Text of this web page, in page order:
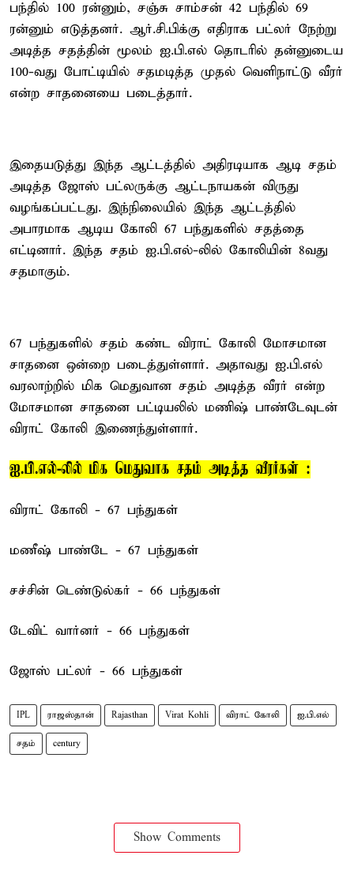
பந்தில் 100 ரன்னும், சஞ்சு சாம்சன் 42 பந்தில் 69
ரன்னும் எடுத்தனர். ஆர்.சி.பிக்கு எதிராக பட்லர் நேற்று
அடித்த சதத்தின் மூலம் ஐ.பி.எல் தொடரில் தன்னுடைய
100-வது போட்டியில் சதமடித்த முதல் வெளிநாட்டு வீரர்
என்ற சாதனையை படைத்தார்.
இதையடுத்து இந்த ஆட்டத்தில் அதிரடியாக ஆடி சதம்
அடித்த ஜோஸ் பட்லருக்கு ஆட்டநாயகன் விருது
வழங்கப்பட்டது. இந்நிலையில் இந்த ஆட்டத்தில்
அபாரமாக ஆடிய கோலி 67 பந்துகளில் சதத்தை
எட்டினார். இந்த சதம் ஐ.பி.எல்-லில் கோலியின் 8வது
சதமாகும்.
67 பந்துகளில் சதம் கண்ட விராட் கோலி மோசமான
சாதனை ஒன்றை படைத்துள்ளார். அதாவது ஐ.பி.எல்
வரலாற்றில் மிக மெதுவான சதம் அடித்த வீரர் என்ற
மோசமான சாதனை பட்டியலில் மணிஷ் பாண்டேவுடன்
விராட் கோலி இணைந்துள்ளார்.
ஐ.பி.எல்-லில் மிக மெதுவாக சதம் அடித்த வீரர்கள் :
விராட் கோலி - 67 பந்துகள்
மணீஷ் பாண்டே - 67 பந்துகள்
சச்சின் டெண்டுல்கர் - 66 பந்துகள்
டேவிட் வார்னர் - 66 பந்துகள்
ஜோஸ் பட்லர் - 66 பந்துகள்
IPL ராஜஸ்தான் Rajasthan Virat Kohli விராட் கோலி ஐ.பி.எல்
சதம் century
Show Comments